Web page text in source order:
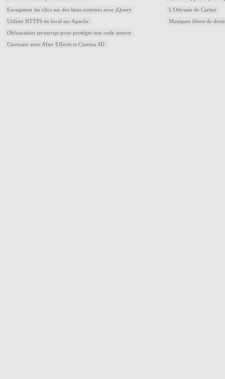
Enregistrer les clics sur des liens externes avec jQuery
Utiliser HTTPS en local sur Apache
Obfuscation javascript pour protéger son code source
Cineware avec After Effects et Cinema 4D
L'Odyssée de Cartier
Musiques libres de